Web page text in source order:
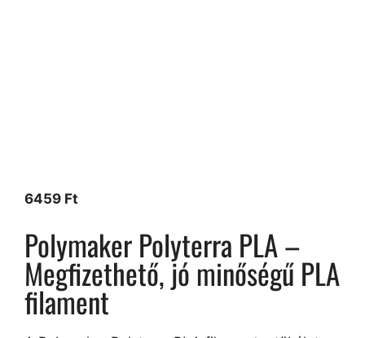
6459 Ft
Polymaker Polyterra PLA –
Megfizethető, jó minőségű PLA
filament